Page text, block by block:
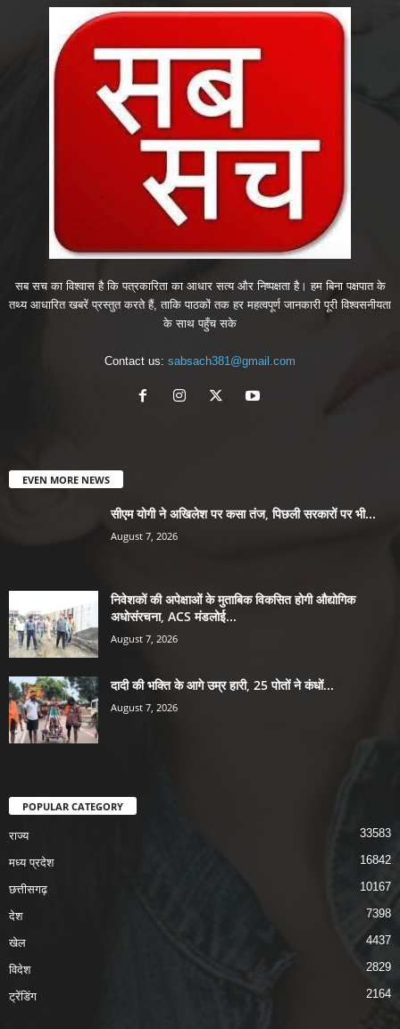
सब सच का विश्वास है कि पत्रकारिता का आधार सत्य और निष्पक्षता है। हम बिना पक्षपात के
तथ्य आधारित खबरें प्रस्तुत करते हैं, ताकि पाठकों तक हर महत्वपूर्ण जानकारी पूरी विश्वसनीयता
के साथ पहुँच सके
Contact us: sabsach381@gmail.com
EVEN MORE NEWS
सीएम योगी ने अखिलेश पर कसा तंज, पिछली सरकारों पर भी...
August 7, 2026
निवेशकों की अपेक्षाओं के मुताबिक विकसित होगी औद्योगिक
अधोसंरचना, ACS मंडलोई...
August 7, 2026
दादी की भक्ति के आगे उम्र हारी, 25 पोतों ने कंधों...
August 7, 2026
POPULAR CATEGORY
राज्य 33583
मध्य प्रदेश 16842
छत्तीसगढ़ 10167
देश 7398
खेल 4437
विदेश 2829
ट्रेंडिंग 2164